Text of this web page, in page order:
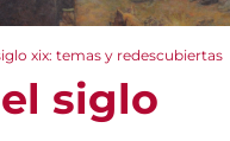
xix: temas y redescubiertas
siglo